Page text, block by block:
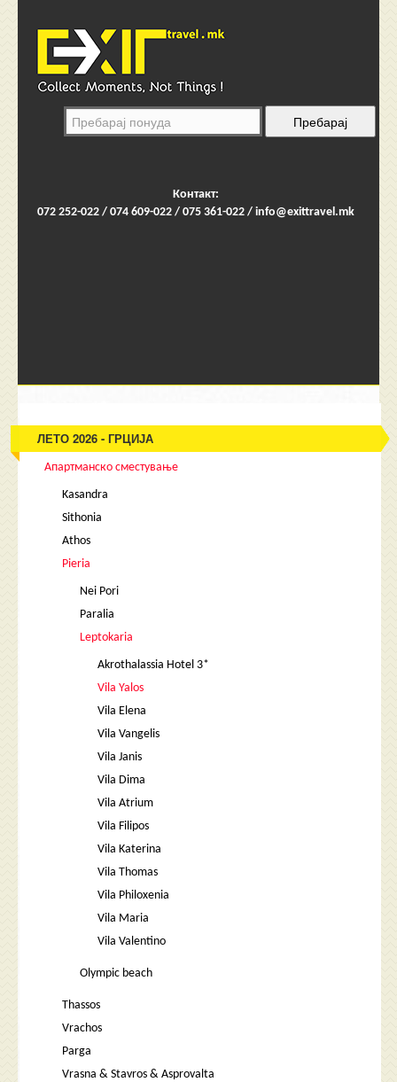
Контакт:
072 252-022 / 074 609-022 / 075 361-022 / info@exittravel.mk
ЛЕТО 2026 - ГРЦИЈА
Апартманско сместување
Kasandra
Sithonia
Athos
Pieria
Nei Pori
Paralia
Leptokaria
Akrothalassia Hotel 3*
Vila Yalos
Vila Elena
Vila Vangelis
Vila Janis
Vila Dima
Vila Atrium
Vila Filipos
Vila Katerina
Vila Thomas
Vila Philoxenia
Vila Maria
Vila Valentino
Olympic beach
Thassos
Vrachos
Parga
Vrasna & Stavros & Asprovalta